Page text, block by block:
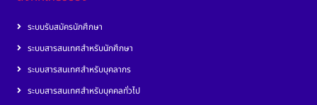
ระบบรับสมัครนักศึกษา
ระบบสารสนเทศสำหรับนักศึกษา
ระบบสารสนเทศสำหรับบุคลากร
ระบบสารสนเทศสำหรับบุคคลทั่วไป